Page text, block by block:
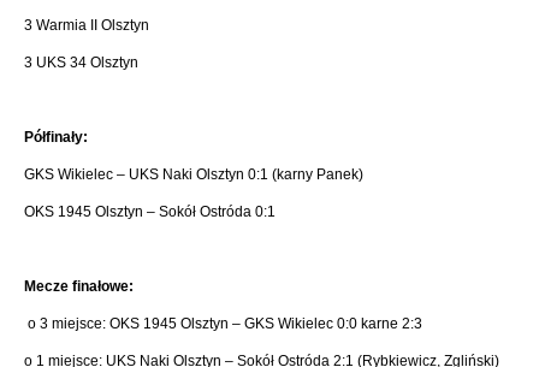
3 Warmia II Olsztyn
3 UKS 34 Olsztyn
Półfinały:
GKS Wikielec – UKS Naki Olsztyn 0:1 (karny Panek)
OKS 1945 Olsztyn – Sokół Ostróda 0:1
Mecze finałowe:
o 3 miejsce: OKS 1945 Olsztyn – GKS Wikielec 0:0 karne 2:3
o 1 miejsce: UKS Naki Olsztyn – Sokół Ostróda 2:1 (Rybkiewicz, Zgliński)